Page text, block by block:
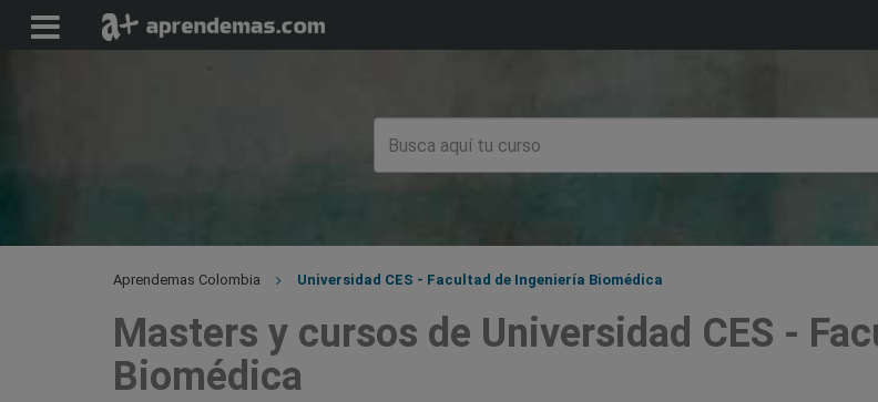
Aprendemas Colombia Universidad CES - Facultad de Ingeniería Biomédica
Masters y cursos de Universidad CES -
Biomédica